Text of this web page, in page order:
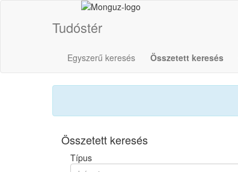
Tudóstér
Egyszerű keresés Összetett keresés
Összetett keresés
Típus